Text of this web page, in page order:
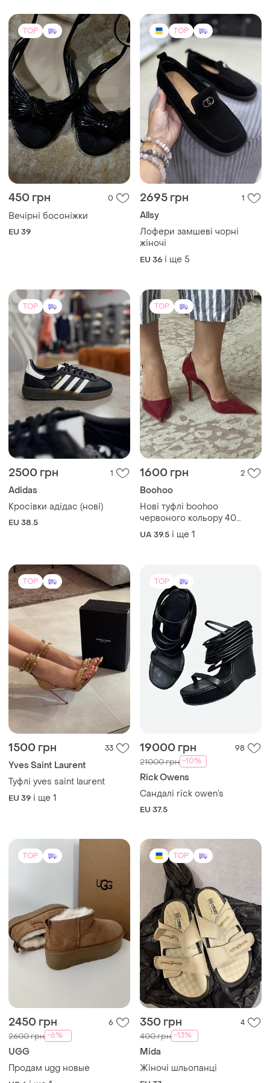
TOP
450 грн 0
Вечірні босоніжки
EU 39
TOP
2695 грн 1
Allsy
Лофери замшеві чорні
жіночі
EU 36 і ще 5
TOP
2500 грн 1
Adidas
Кросівки адідас (нові)
EU 38.5
TOP
1600 грн 2
Boohoo
Нові туфлі boohoo
червоного кольору 40
розміру
UA 39.5 і ще 1
TOP
1500 грн 33
Yves Saint Laurent
Туфлі yves saint laurent
EU 39 і ще 1
TOP
19000 грн 98
21000 грн -10%
Rick Owens
Сандалі rick owen’s
EU 37.5
TOP
2450 грн 6
2600 грн -6%
UGG
Продам ugg новые
TOP
350 грн 4
400 грн -13%
Mida
Жіночі шльопанці